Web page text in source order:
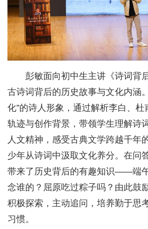
彭敏面向初中生主讲《诗词背
古诗词背后的历史故事与文化内涵
化”的诗人形象，通过解析李白、杜
轨迹与创作背景，带领学生理解诗
人文精神，感受古典文学跨越千年
少年从诗词中汲取文化养分。在问
带来了历史背后的有趣知识——端
念谁的？屈原吃过粽子吗？由此鼓
积极探索，主动追问，培养勤于思
习惯。